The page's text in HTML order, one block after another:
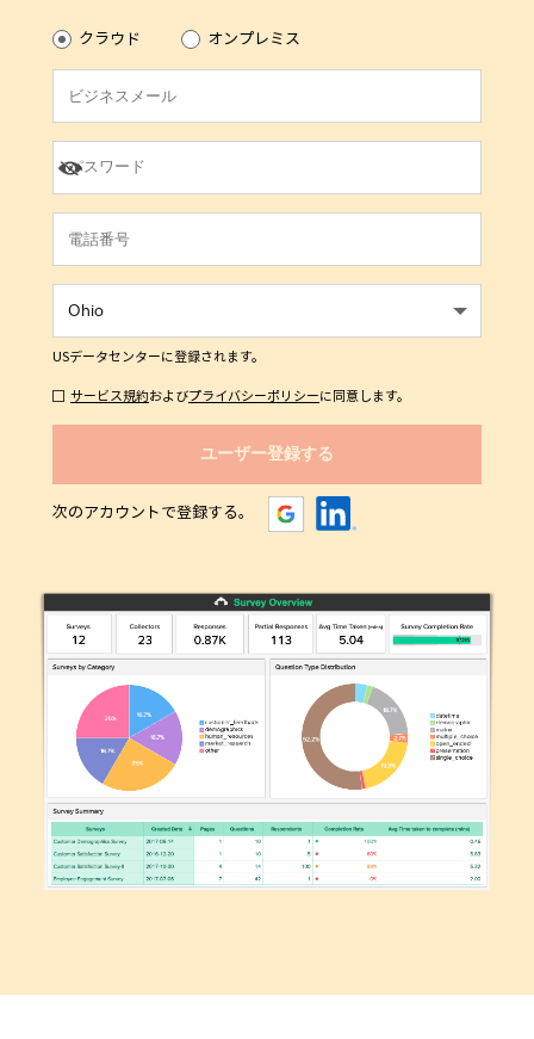
クラウド オンプレミス
USデータセンターに登録されます。
サービス規約およびプライバシーポリシーに同意します。
次のアカウントで登録する。